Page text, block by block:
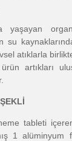
yaşayan
su
atıklarla
artıkları
tableti
1